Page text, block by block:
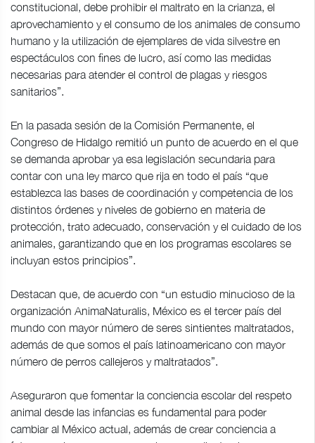
constitucional, debe prohibir el maltrato en la crianza, el
aprovechamiento y el consumo de los animales de consumo
humano y la utilización de ejemplares de vida silvestre en
espectáculos con fines de lucro, así como las medidas
necesarias para atender el control de plagas y riesgos
sanitarios”.
En la pasada sesión de la Comisión Permanente, el
Congreso de Hidalgo remitió un punto de acuerdo en el que
se demanda aprobar ya esa legislación secundaria para
contar con una ley marco que rija en todo el país “que
establezca las bases de coordinación y competencia de los
distintos órdenes y niveles de gobierno en materia de
protección, trato adecuado, conservación y el cuidado de los
animales, garantizando que en los programas escolares se
incluyan estos principios”.
Destacan que, de acuerdo con “un estudio minucioso de la
organización AnimaNaturalis, México es el tercer país del
mundo con mayor número de seres sintientes maltratados,
además de que somos el país latinoamericano con mayor
número de perros callejeros y maltratados”.
Aseguraron que fomentar la conciencia escolar del respeto
animal desde las infancias es fundamental para poder
cambiar al México actual, además de crear conciencia a